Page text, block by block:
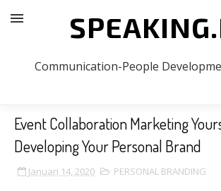
Communication-People
Event Collaboration Marketing
Developing Your Personal Brand
Januari 14, 2020 PERSONAL BRANDING